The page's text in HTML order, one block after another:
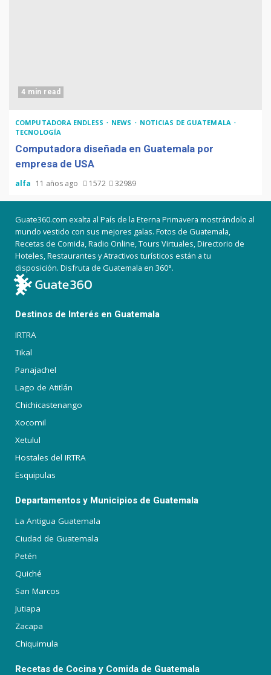
4 min read
COMPUTADORA ENDLESS NEWS
NOTICIAS DE GUATEMALA
TECNOLOGÍA
Computadora diseñada en Guatemala por
empresa de USA
alfa 11 años ago 1572 32989
Guate360.com exalta al País de la Eterna Primavera mostrándolo al
mundo vestido con sus mejores galas. Fotos de Guatemala,
Recetas de Comida, Radio Online, Tours Virtuales, Directorio de
Hoteles, Restaurantes y Atractivos turísticos están a tu
disposición. Disfruta de Guatemala en 360°.
Destinos de Interés en Guatemala
IRTRA
Tikal
Panajachel
Lago de Atitlán
Chichicastenango
Xocomil
Xetulul
Hostales del IRTRA
Esquipulas
Departamentos y Municipios de Guatemala
La Antigua Guatemala
Ciudad de Guatemala
Petén
Quiché
San Marcos
Jutiapa
Zacapa
Chiquimula
Recetas de Cocina y Comida de Guatemala